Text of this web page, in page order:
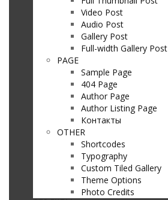
Video Post
Audio Post
Gallery Post
Full-width Gallery Post
PAGE
Sample Page
404 Page
Author Page
Author Listing Page
Контакты
OTHER
Shortcodes
Typography
Custom Tiled Gallery
Theme Options
Photo Credits